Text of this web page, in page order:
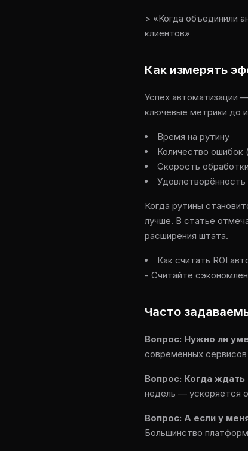
> «Когда объединили
клиентов»
Как измерять
Успех автоматизации
ключевые метрики до
Время на рутину
Количество
Скорость
Удовлетворённость
Когда рутины
лучше. В статье
расширения штата.
Как считать ROI
- Считайте
Часто
Вопрос: Нужно ли
современных
Вопрос: Когда ждать
недель — ускоряется
Вопрос: А если у
Большинство